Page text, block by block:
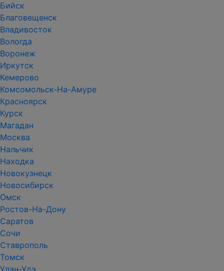
Бийск
Благовещенск
Владивосток
Вологда
Воронеж
Иркутск
Кемерово
Комсомольск-На-Амуре
Красноярск
Курск
Магадан
Москва
Нальчик
Находка
Новокузнецк
Новосибирск
Омск
Ростов-На-Дону
Саратов
Сочи
Ставрополь
Томск
Улан-Удэ